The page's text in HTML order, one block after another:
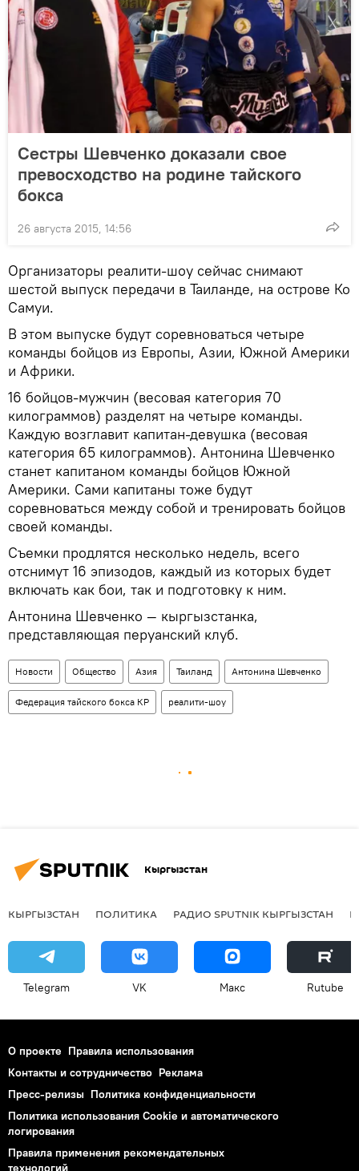
Сестры Шевченко доказали свое
превосходство на родине тайского
бокса
26 августа 2015, 14:56
Организаторы реалити-шоу сейчас снимают
шестой выпуск передачи в Таиланде, на острове Ко
Самуи.
В этом выпуске будут соревноваться четыре
команды бойцов из Европы, Азии, Южной Америки
и Африки.
16 бойцов-мужчин (весовая категория 70
килограммов) разделят на четыре команды.
Каждую возглавит капитан-девушка (весовая
категория 65 килограммов). Антонина Шевченко
станет капитаном команды бойцов Южной
Америки. Сами капитаны тоже будут
соревноваться между собой и тренировать бойцов
своей команды.
Съемки продлятся несколько недель, всего
отснимут 16 эпизодов, каждый из которых будет
включать как бои, так и подготовку к ним.
Антонина Шевченко — кыргызстанка,
представляющая перуанский клуб.
Новости Общество Азия Таиланд Антонина Шевченко
Федерация тайского бокса КР реалити-шоу
Кыргызстан
КЫРГЫЗСТАН ПОЛИТИКА РАДИО SPUTNIK КЫРГЫЗСТАН
Telegram VK Макс Rutube
О проекте Правила использования
Контакты и сотрудничество Реклама
Пресс-релизы Политика конфиденциальности
Политика использования Cookie и автоматического
логирования
Правила применения рекомендательных
технологий